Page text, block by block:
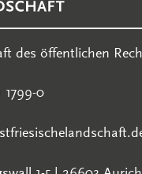
des öffentlichen
1799-0